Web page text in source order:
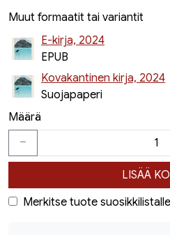
Muut formaatit tai variantit
E-kirja, 2024
EPUB
Kovakantinen kirja, 2024
Suojapaperi
Määrä
LISÄÄ
Merkitse tuote suosikkilistalle